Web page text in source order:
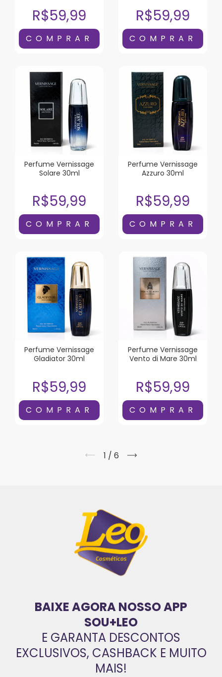
R$59,99 R$59,99
Perfume Vernissage
Solare 30ml
R$59,99
Perfume Vernissage
Azzuro 30ml
R$59,99
Perfume Vernissage
Gladiator 30ml
R$59,99
Perfume Vernissage
Vento di Mare 30ml
R$59,99
1 / 6
BAIXE AGORA NOSSO APP
SOU+LEO
E GARANTA DESCONTOS
EXCLUSIVOS, CASHBACK E MUITO
MAIS!